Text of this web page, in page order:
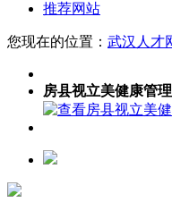
推荐网站
您现在的位置： 武汉人才
房县视立美健康管